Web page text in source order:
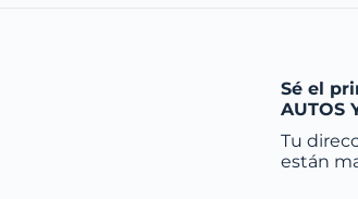
Sé el
AUTOS
Tu
están